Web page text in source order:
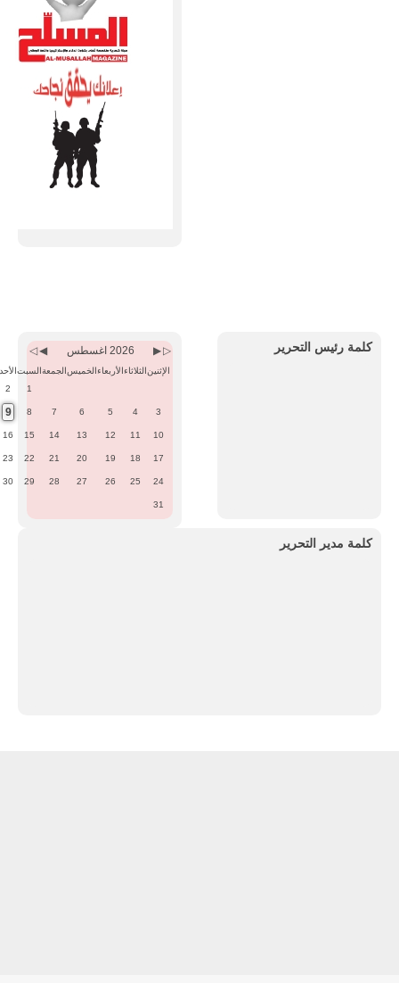
كلمة رئيس التحرير
Month
Year
Month2026 اغسطس
الإثنينالثلاثاءالأربعاءالخميسالجمعةالسبتالأحد
1
2
3
4
5
6
7
8
9
10
11
12
13
14
15
16
17
18
19
20
21
22
23
24
25
26
27
28
29
30
31
كلمة مدير التحرير